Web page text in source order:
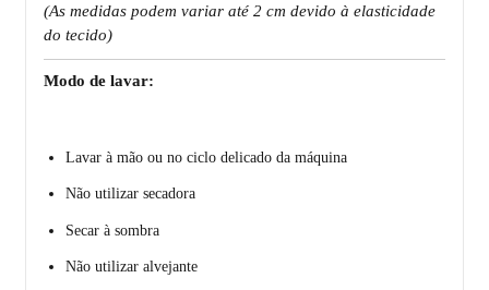
(As medidas podem variar até 2 cm devido à elasticidade
do tecido)
Modo de lavar:
Lavar à mão ou no ciclo delicado da máquina
Não utilizar secadora
Secar à sombra
Não utilizar alvejante